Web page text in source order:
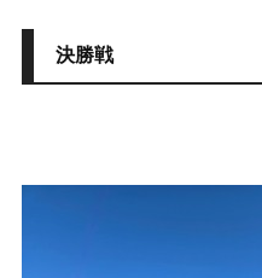
決勝戦